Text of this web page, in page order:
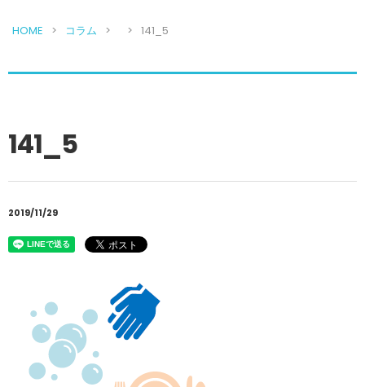
HOME コラム 141_5
141_5
2019/11/29